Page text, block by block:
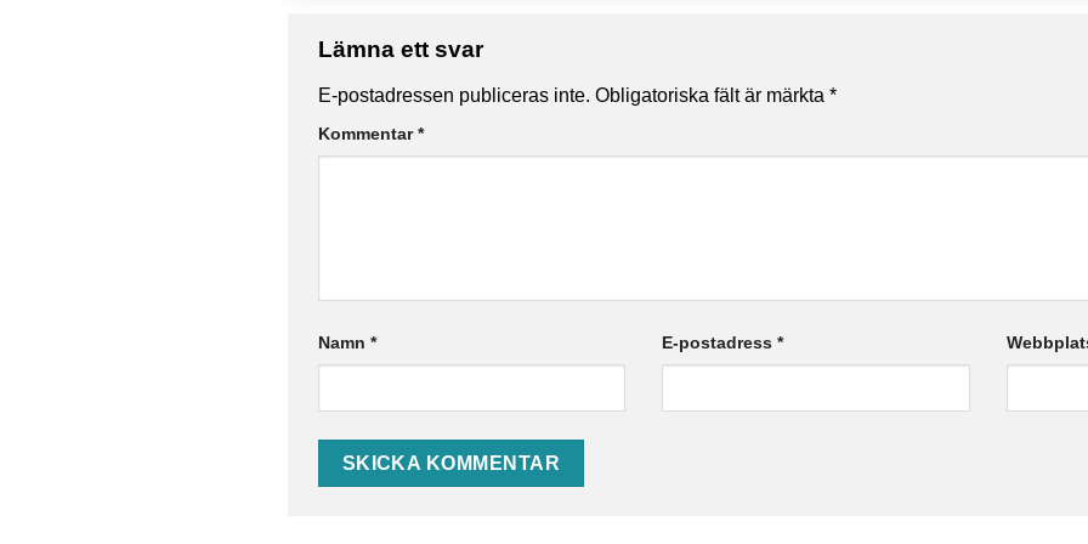
Lämna ett svar
E-postadressen publiceras inte. Obligatoriska fält är märkta *
Kommentar*
Namn * E-postadress*